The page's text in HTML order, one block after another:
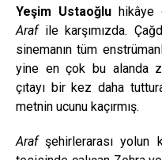
Yeşim Ustaoğluhikâye
Arafile karşımızda.
sinemanın tüm
yine en çok bu alanda
çıtayı bir kez daha
metnin ucunu kaçırmış.
Arafşehirlerarası yolun